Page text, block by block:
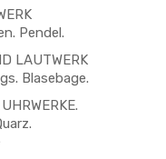
Pendel.
LAUTWERK
Blasebage.